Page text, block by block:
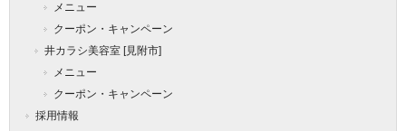
メニュー
クーポン・キャンペーン
井カラシ美容室 [見附市]
メニュー
クーポン・キャンペーン
採用情報